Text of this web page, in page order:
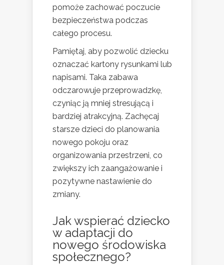
pomoże zachować poczucie
bezpieczeństwa podczas
całego procesu.
Pamiętaj, aby pozwolić dziecku
oznaczać kartony rysunkami lub
napisami. Taka zabawa
odczarowuje przeprowadzkę,
czyniąc ją mniej stresującą i
bardziej atrakcyjną. Zachęcaj
starsze dzieci do planowania
nowego pokoju oraz
organizowania przestrzeni, co
zwiększy ich zaangażowanie i
pozytywne nastawienie do
zmiany.
Jak wspierać dziecko
w adaptacji do
nowego środowiska
społecznego?